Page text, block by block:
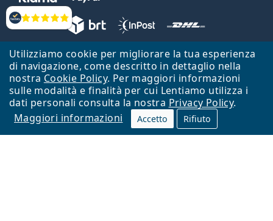
Utilizziamo cookie per migliorare la tua esperienza
di navigazione, come descritto in dettaglio nella
nostra Cookie Policy. Per maggiori informazioni
sulle modalità e finalità per cui Lentiamo utilizza i
dati personali consulta la nostra Privacy Policy.
Maggiori informazioni
Accetto Rifiuto
Valutazione
Lentiamo s.r.o., Vídeňská 12, 37833 Nová Bystřice, Repubblica Ceca.
Partita IVA: CZ26104784
Torna alla Home Page
Vai all'inizio
Il sito Lentiamo.it è proprietà di Lentiamo s.r.o., che ne detiene la
Online - per te - da 18 anni!